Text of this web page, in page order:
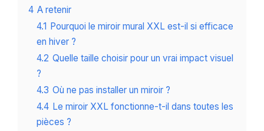
4 A retenir
4.1 Pourquoi le miroir mural XXL est-il si efficace
en hiver ?
4.2 Quelle taille choisir pour un vrai impact visuel
?
4.3 Où ne pas installer un miroir ?
4.4 Le miroir XXL fonctionne-t-il dans toutes les
pièces ?